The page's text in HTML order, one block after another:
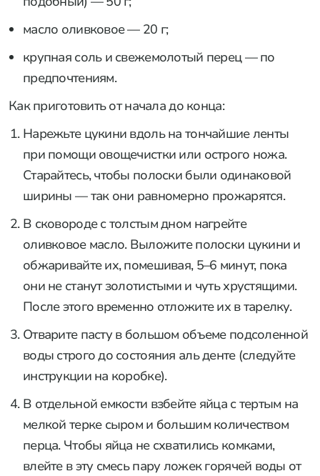
масло оливковое — 20 г;
крупная соль и свежемолотый перец — по
предпочтениям.
Как приготовить от начала до конца:
Нарежьте цукини вдоль на тончайшие ленты
при помощи овощечистки или острого ножа.
Старайтесь, чтобы полоски были одинаковой
ширины — так они равномерно прожарятся.
В сковороде с толстым дном нагрейте
оливковое масло. Выложите полоски цукини и
обжаривайте их, помешивая, 5–6 минут, пока
они не станут золотистыми и чуть хрустящими.
После этого временно отложите их в тарелку.
Отварите пасту в большом объеме подсоленной
воды строго до состояния аль денте (следуйте
инструкции на коробке).
В отдельной емкости взбейте яйца с тертым на
мелкой терке сыром и большим количеством
перца. Чтобы яйца не схватились комками,
влейте в эту смесь пару ложек горячей воды от